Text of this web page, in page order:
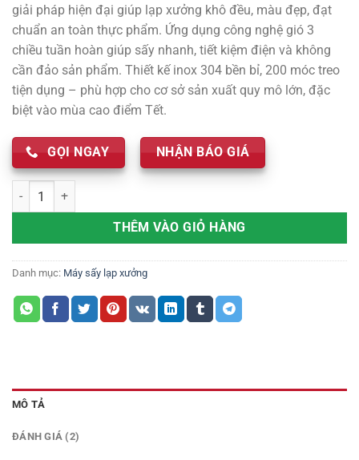
1,300 ₫.là:
1,050 ₫.
giải pháp hiện đại giúp lạp xưởng khô đều, màu đẹp, đạt
chuẩn an toàn thực phẩm. Ứng dụng công nghệ gió 3
chiều tuần hoàn giúp sấy nhanh, tiết kiệm điện và không
cần đảo sản phẩm. Thiết kế inox 304 bền bỉ, 200 móc treo
tiện dụng – phù hợp cho cơ sở sản xuất quy mô lớn, đặc
biệt vào mùa cao điểm Tết.
GỌI NGAY NHẬN BÁO GIÁ
Máy sấy lạp xưởng 100kg công nghệ đối lưu 3D hiện đại, hiệu quả
THÊM VÀO GIỎ HÀNG
Danh mục: Máy sấy lạp xưởng
MÔ TẢ
ĐÁNH GIÁ (2)